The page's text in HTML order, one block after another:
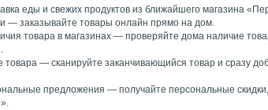
еды и свежих продуктов из ближайшего магазина
— заказывайте товары онлайн прямо на дом.
товара в магазинах — проверяйте дома наличие
товара — сканируйте заканчивающийся товар и сразу
предложения — получайте персональные скидки,